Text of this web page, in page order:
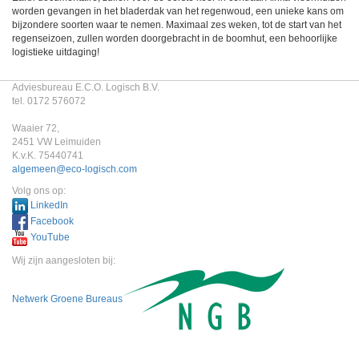
worden gevangen in het bladerdak van het regenwoud, een unieke kans om
bijzondere soorten waar te nemen. Maximaal zes weken, tot de start van het
regenseizoen, zullen worden doorgebracht in de boomhut, een behoorlijke
logistieke uitdaging!
Adviesbureau E.C.O. Logisch B.V.
tel. 0172 576072
Waaier 72,
2451 VW Leimuiden
K.v.K. 75440741
algemeen@eco-logisch.com
Volg ons op:
LinkedIn
Facebook
YouTube
Wij zijn aangesloten bij:
Netwerk Groene Bureaus